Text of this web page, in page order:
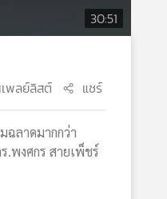
30:51
พลย์ลิสต์ แชร์
ลาดมากกว่า
.พงศกร สายเพ็ชร์